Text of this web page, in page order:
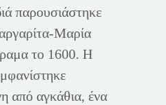
παρουσιάστηκε
Μαρία
το 1600. Η
από αγκάθια, ένα